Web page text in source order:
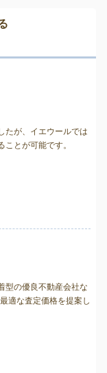
たが、イエウールでは
ことが可能です。
型の優良不動産会社な
適な査定価格を提案し